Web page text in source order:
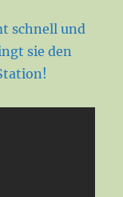
schnell und
sie den